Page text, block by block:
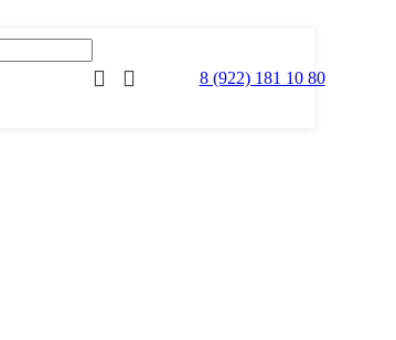
8 (922) 181 10 80